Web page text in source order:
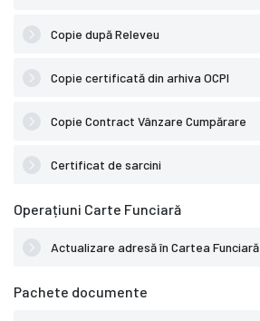
Copie după Releveu
Copie certificată din arhiva OCPI
Copie Contract Vânzare Cumpărare
Certificat de sarcini
Operațiuni Carte Funciară
Actualizare adresă în Cartea Funciară
Pachete documente